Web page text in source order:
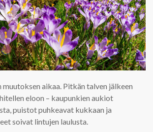
muutoksen aikaa. Pitkän talven jälkeen
eloon – kaupunkien aukiot
puistot puhkeavat kukkaan ja
soivat lintujen laulusta.